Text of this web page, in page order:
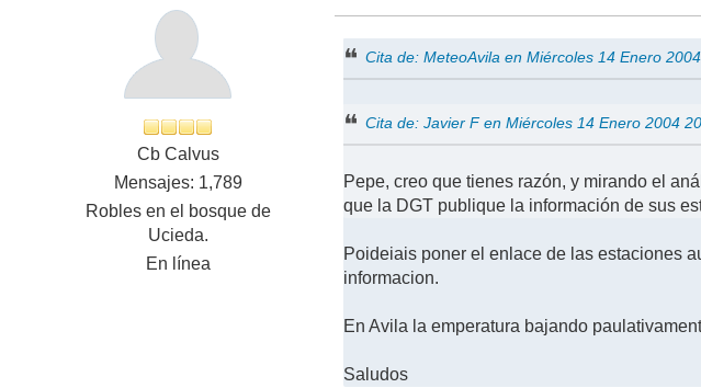
Cb Calvus
Mensajes: 1,789
Robles en el bosque de
Ucieda.
En línea
Cita de: MeteoAvila en Miércoles 14 Enero
Cita de: Javier F en Miércoles 14 Enero 2004
Pepe, creo que tienes razón, y mirando el
que la DGT publique la información de sus
Poideiais poner el enlace de las estaciones
informacion.
En Avila la emperatura bajando
Saludos